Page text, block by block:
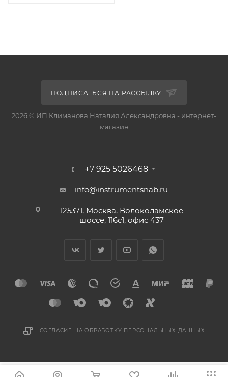
ПОДПИСАТЬСЯ НА РАССЫЛКУ
2026 © ИП Климанова Наталия Александровна - интернет-
магазин
+7 925 5026468
info@instrumentsnab.ru
125371, Москва, Волоколамское
шоссе, 116с1, офис 437
СОГЛАСИЕ НА ОБРАБОТКУ ПЕРСОНАЛЬНЫХ ДАННЫХ